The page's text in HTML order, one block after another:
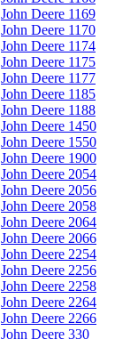
John Deere 1169
John Deere 1170
John Deere 1174
John Deere 1175
John Deere 1177
John Deere 1185
John Deere 1188
John Deere 1450
John Deere 1550
John Deere 1900
John Deere 2054
John Deere 2056
John Deere 2058
John Deere 2064
John Deere 2066
John Deere 2254
John Deere 2256
John Deere 2258
John Deere 2264
John Deere 2266
John Deere 330